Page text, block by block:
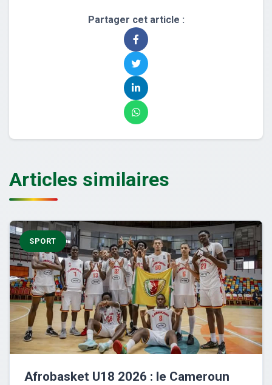
Partager cet article :
Articles similaires
SPORT
Afrobasket U18 2026 : le Cameroun